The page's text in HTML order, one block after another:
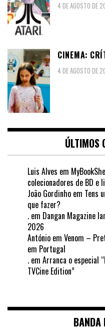
4 DE AGOSTO DE
CINEMA:
4 DE AGOSTO DE
ÚLTIMOS
Luis Alves em
colecionadores de BD e
João Gordinho em Tens
que fazer?
. em Dangan Magazine
2026
António em Venom –
em Portugal
. em Arranca o especial
TVCine Edition”
BANDA